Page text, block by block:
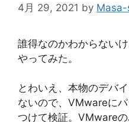
4月 29, 2021 by Masa-
誰得なのかわからない
やってみた。
とわいえ、本物のデバ
ないので、VMwareに
つけて検証。VMware